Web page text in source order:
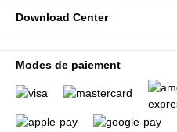
Download Center
Modes de paiement